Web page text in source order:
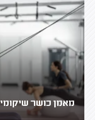
מאמן כושר שיקומי